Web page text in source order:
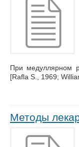
При медуллярном
[Rafla S., 1969;
Методы